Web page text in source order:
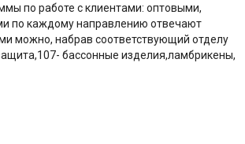
по работе с клиентами: оптовыми,
по каждому направлению отвечают
можно, набрав соответствующий отделу
бассонные изделия,ламбрикены,